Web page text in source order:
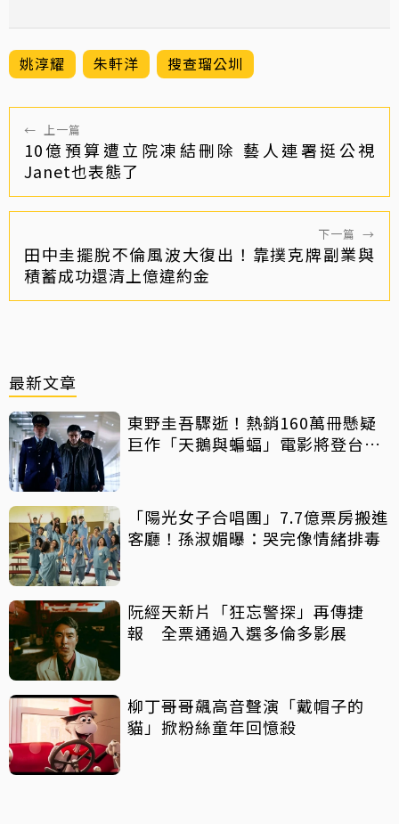
姚淳耀 朱軒洋 搜查瑠公圳
← 上一篇
10億預算遭立院凍結刪除 藝人連署挺公視
Janet也表態了
下一篇 →
田中圭擺脫不倫風波大復出！靠撲克牌副業與
積蓄成功還清上億違約金
最新文章
東野圭吾驟逝！熱銷160萬冊懸疑
巨作「天鵝與蝙蝠」電影將登台上
「陽光女子合唱團」7.7億票房搬進
客廳！孫淑媚曝：哭完像情緒排毒
阮經天新片「狂忘警探」再傳捷
報 全票通過入選多倫多影展
柳丁哥哥飆高音聲演「戴帽子的
貓」掀粉絲童年回憶殺